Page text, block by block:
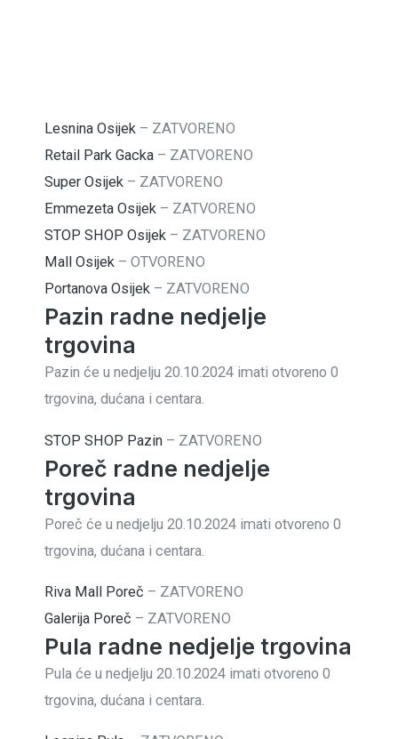
Lesnina Osijek – ZATVORENO
Retail Park Gacka – ZATVORENO
Super Osijek – ZATVORENO
Emmezeta Osijek – ZATVORENO
STOP SHOP Osijek – ZATVORENO
Mall Osijek – OTVORENO
Portanova Osijek – ZATVORENO
Pazin radne nedjelje
trgovina
Pazin će u nedjelju 20.10.2024 imati otvoreno 0
trgovina, dućana i centara.
STOP SHOP Pazin – ZATVORENO
Poreč radne nedjelje
trgovina
Poreč će u nedjelju 20.10.2024 imati otvoreno 0
trgovina, dućana i centara.
Riva Mall Poreč – ZATVORENO
Galerija Poreč – ZATVORENO
Pula radne nedjelje trgovina
Pula će u nedjelju 20.10.2024 imati otvoreno 0
trgovina, dućana i centara.